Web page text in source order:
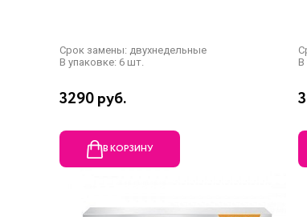
Срок замены: двухнедельные
В упаковке: 6 шт.
3290 руб.
В КОРЗИНУ
В